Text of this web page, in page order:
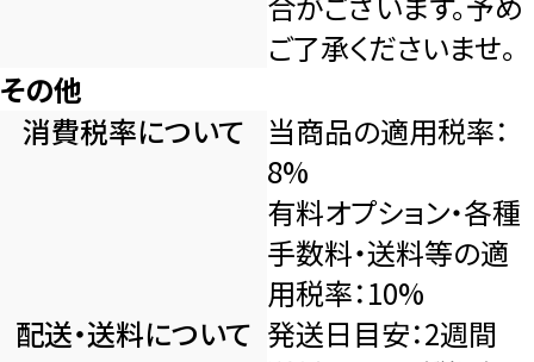
ご了承くださいませ。
その他
消費税率について
当商品の適用税率：
8%
有料オプション・各種
手数料・送料等の適
用税率：10%
配送・送料について 発送日目安：2週間